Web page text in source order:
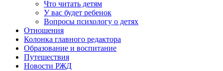
Что читать детям
У вас будет ребенок
Вопросы психологу о детях
Отношения
Колонка главного редактора
Образование и воспитание
Путешествия
Новости РЖД